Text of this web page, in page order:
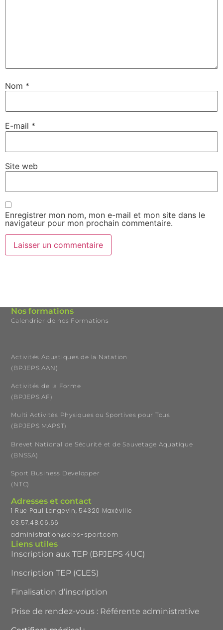
Nom *
E-mail *
Site web
Enregistrer mon nom, mon e-mail et mon site dans le
navigateur pour mon prochain commentaire.
Nos formations
Calendrier de nos Formations
Activités Aquatiques de la Natation
(BPJEPS AAN)
Activités de la Forme
(BPJEPS AF)
Multi Activités Physiques ou Sportives pour Tous
(BPJEPS MAPST)
Brevet National de Sécurité et de Sauvetage Aquatique
(BNSSA)
Sport Business Developper
(NTC)
Adresses et contact
1 Rue Paul Langevin, 54320 Maxéville
03.57.48.06.66
administration@cles-sport.com
Liens utiles
Inscription aux TEP (BPJEPS 4UC)
Inscription TEP (CLES)
Finalisation d’inscription
Prise de rendez-vous : Référente administrative